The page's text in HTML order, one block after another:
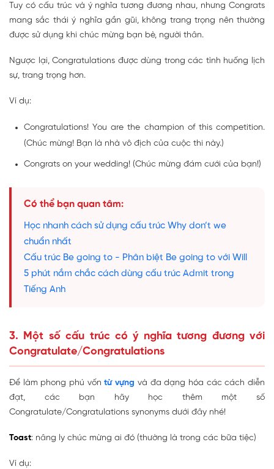
Tuy có cấu trúc và ý nghĩa tương đương nhau, nhưng Congrats
mang sắc thái ý nghĩa gần gũi, không trang trọng nên thường
được sử dụng khi chúc mừng bạn bè, người thân.
Ngược lại, Congratulations được dùng trong các tình huống lịch
sự, trang trọng hơn.
Ví dụ:
Congratulations! You are the champion of this competition.
(Chúc mừng! Bạn là nhà vô địch của cuộc thi này.)
Congrats on your wedding! (Chúc mừng đám cưới của bạn!)
Có thể bạn quan tâm:
Học nhanh cách sử dụng cấu trúc Why don’t we
chuẩn nhất
Cấu trúc Be going to - Phân biệt Be going to với Will
5 phút nắm chắc cách dùng cấu trúc Admit trong
Tiếng Anh
3. Một số cấu trúc có ý nghĩa tương đương với
Congratulate/Congratulations
Để làm phong phú vốntừ vựng và đa dạng hóa các cách diễn
đạt, các bạn hãy học thêm một số
Congratulate/Congratulations synonyms dưới đây nhé!
Toast: nâng ly chúc mừng ai đó (thường là trong các bữa tiệc)
Ví dụ: